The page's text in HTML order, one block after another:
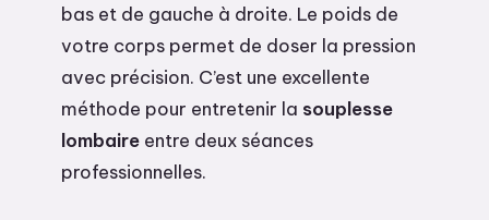
bas et de gauche à droite. Le poids de
votre corps permet de doser la pression
avec précision. C’est une excellente
méthode pour entretenir la souplesse
lombaire entre deux séances
professionnelles.